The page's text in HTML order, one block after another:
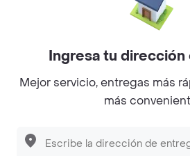
Sobre Rappi
Facebook
Twitter
©2026Rappi Inc. All
Ingresa tu dirección
Mejor servicio, entregas más
más